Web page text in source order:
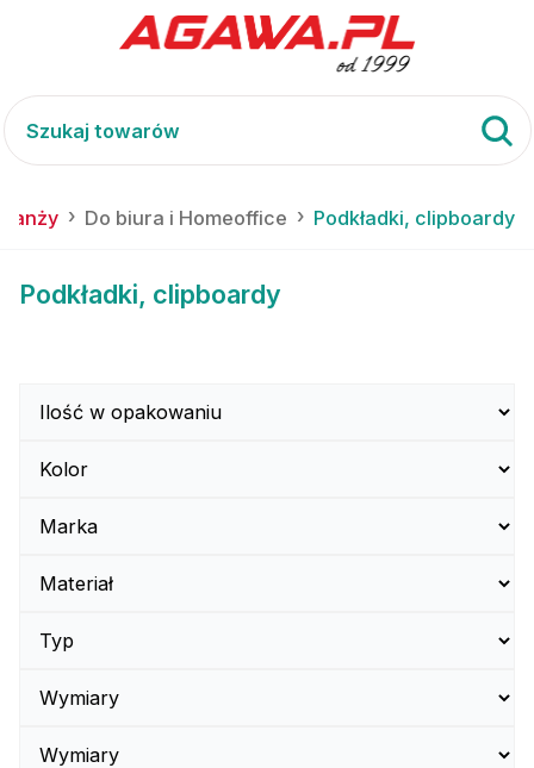
Do biura i Homeoffice Podkładki, clipboardy
Podkładki, clipboardy